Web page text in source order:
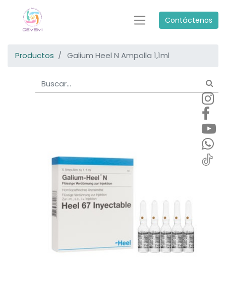
Contáctenos
Productos Galium Heel N Ampolla 1,1ml